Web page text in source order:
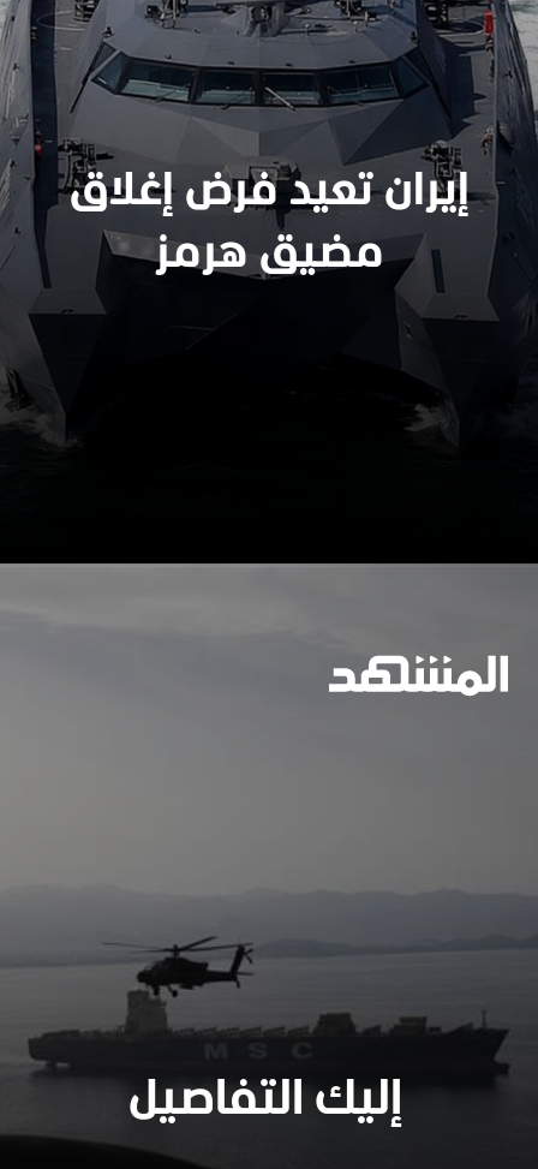
إيران تعيد فرض إغلاق
مضيق هرمز
سنجدهــم كلهـم
وسيعاقبون جميعا
إليك التفاصيل